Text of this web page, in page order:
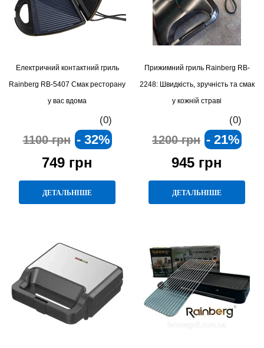
Електричний контактний гриль
Rainberg RB-5407 Смак ресторану
у вас вдома
(0)
1100 грн - 32%
749 грн
ДЕТАЛЬНІШЕ
Прижимний гриль Rainberg RB-
2248: Швидкість, зручність та смак
у кожній страві
(0)
1200 грн - 21%
945 грн
ДЕТАЛЬНІШЕ